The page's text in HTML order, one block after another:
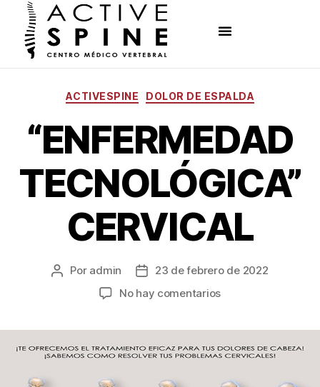
ACTIVESPINE DOLOR DE ESPALDA
“ENFERMEDAD
TECNOLÓGICA”
CERVICAL
Por admin
23 de febrero de 2022
No hay comentarios